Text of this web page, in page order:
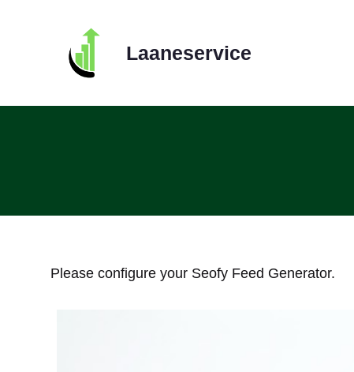
Laaneservice
Please configure your Seofy Feed Generator.